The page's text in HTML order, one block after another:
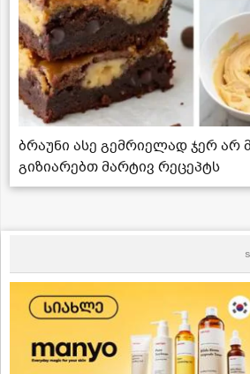
ბრაუნი ასე გემრიელად ჯერ არ
გიზიარებთ მარტივ რეცეპტს